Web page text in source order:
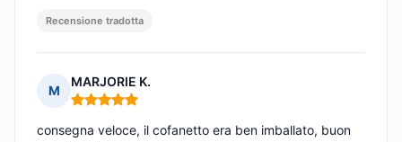
Recensione tradotta
M
MARJORIE K.
Nota: 5 su 5
consegna veloce, il cofanetto era ben imballato, buon